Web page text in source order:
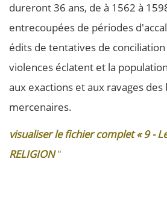
dureront 36 ans, de à 1562 à
entrecoupées de périodes
édits de tentatives de
violences éclatent et la
aux exactions et aux ravages
mercenaires.
visualiser le fichier complet « 9 -
RELIGION"